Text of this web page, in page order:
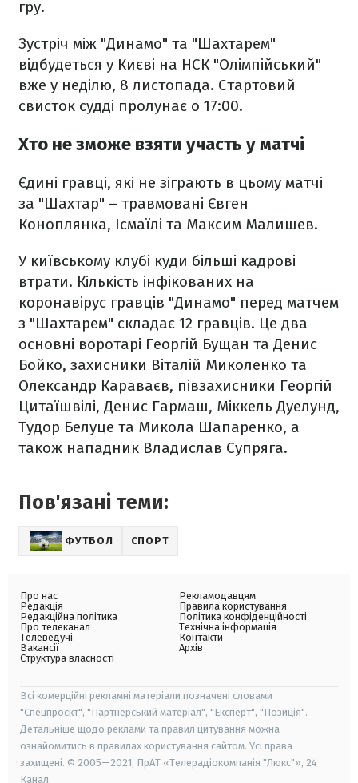
гру.
Зустріч між "Динамо" та "Шахтарем"
відбудеться у Києві на НСК "Олімпійський"
вже у неділю, 8 листопада. Стартовий
свисток судді пролунає о 17:00.
Хто не зможе взяти участь у матчі
Єдині гравці, які не зіграють в цьому матчі
за "Шахтар" – травмовані Євген
Коноплянка, Ісмаїлі та Максим Малишев.
У київському клубі куди більші кадрові
втрати. Кількість інфікованих на
коронавірус гравців "Динамо" перед матчем
з "Шахтарем" складає 12 гравців. Це два
основні воротарі Георгій Бущан та Денис
Бойко, захисники Віталій Миколенко та
Олександр Караваєв, півзахисники Георгій
Цитаїшвілі, Денис Гармаш, Міккель Дуелунд,
Тудор Белуце та Микола Шапаренко, а
також нападник Владислав Супряга.
Пов'язані теми:
ФУТБОЛ СПОРТ
Про нас
Редакція
Редакційна політика
Про телеканал
Телеведучі
Вакансії
Структура власності
Рекламодавцям
Правила користування
Політика конфіденційності
Технічна інформація
Контакти
Архів
Всі комерційні рекламні матеріали позначені словами
"Спецпроєкт", "Партнерський матеріал", "Експерт", "Позиція".
Детальніше щодо реклами та правил цитування можна
ознайомитись в правилах користування сайтом. Усі права
захищені. © 2005—2021, ПрАТ «Телерадіокомпанія "Люкс"», 24
Канал.